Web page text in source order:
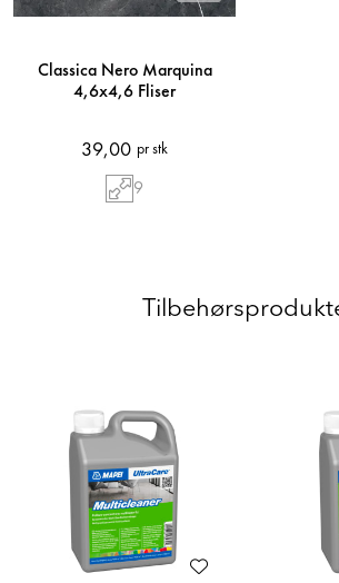
Classica Nero Marquina
4,6x4,6 Fliser
39,00 pr stk
9